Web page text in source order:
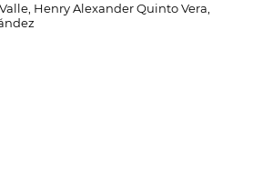
Henry Alexander Quinto Vera,